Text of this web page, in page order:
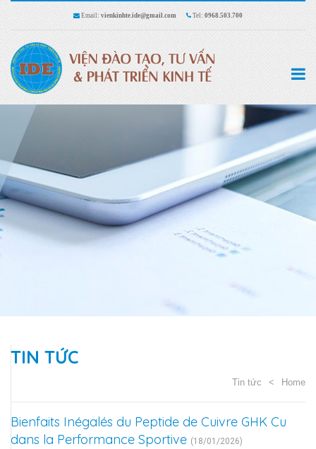
Email: vienkinhte.ide@gmail.com Tel: 0968.503.700
TIN TỨC
Home
Tin tức
Bienfaits Inégalés du Peptide de Cuivre GHK Cu
dans la Performance Sportive (18/01/2026)